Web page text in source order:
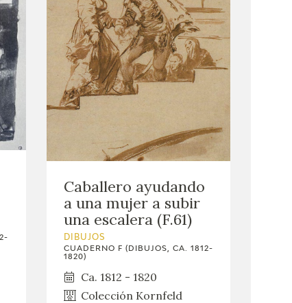
Caballero ayudando
a una mujer a subir
una escalera (F.61)
DIBUJOS
CUADERNO F (DIBUJOS, CA. 1812-
1820)
Ca. 1812 - 1820
Colección Kornfeld